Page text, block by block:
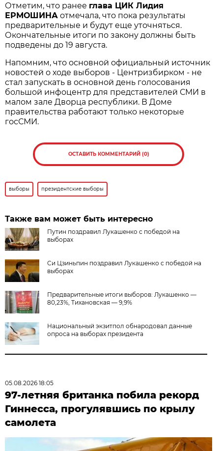
Отметим, что ранее глава ЦИК Лидия
ЕРМОШИНА отмечала, что пока результаты
предварительные и будут еще уточняться.
Окончательные итоги по закону должны быть
подведены до 19 августа.
Напомним, что основной официальный источник
новостей о ходе выборов - Центризбирком - не
стал запускать в основной день голосования
большой инфоцентр для представителей СМИ в
малом зале Дворца республики. В Доме
правительства работают только некоторые
госСМИ.
ОСТАВИТЬ КОММЕНТАРИЙ (0)
выборы президентские выборы
Также вам может быть интересно
Путин поздравил Лукашенко с победой на
выборах
Си Цзиньпин поздравил Лукашенко с победой на
выборах
Предварительные итоги выборов: Лукашенко —
80,23%, Тихановская — 9,9%
Национальный экзитпол обнародовал данные
опроса на выборах президента
05.08.2026 18:05
97-летняя британка побила рекорд
Гиннесса, прогулявшись по крылу
самолета